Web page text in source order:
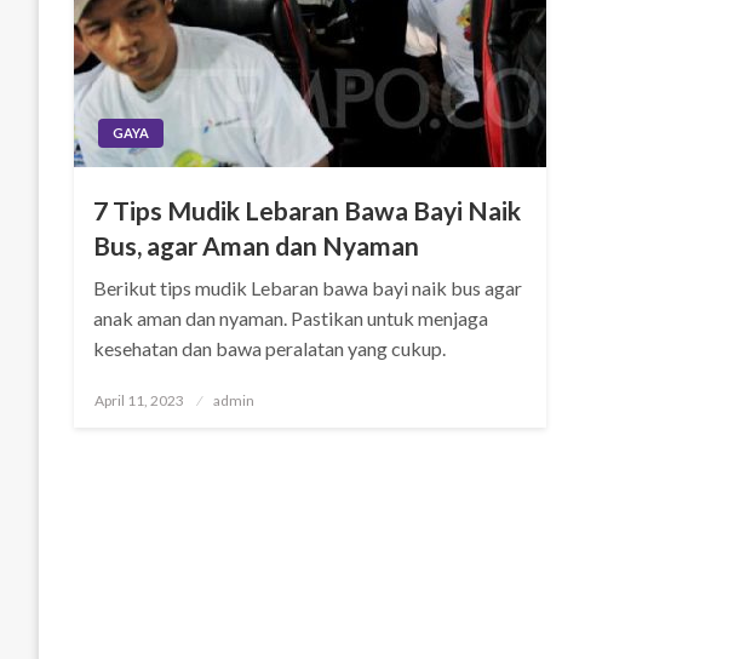
GAYA
7 Tips Mudik Lebaran Bawa Bayi Naik
Bus, agar Aman dan Nyaman
Berikut tips mudik Lebaran bawa bayi naik bus agar
anak aman dan nyaman. Pastikan untuk menjaga
kesehatan dan bawa peralatan yang cukup.
Posted
April 11, 2023 admin